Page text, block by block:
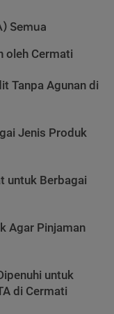
Semua
oleh Cermati
Tanpa Agunan di
Jenis Produk
untuk Berbagai
Agar Pinjaman
untuk
di Cermati